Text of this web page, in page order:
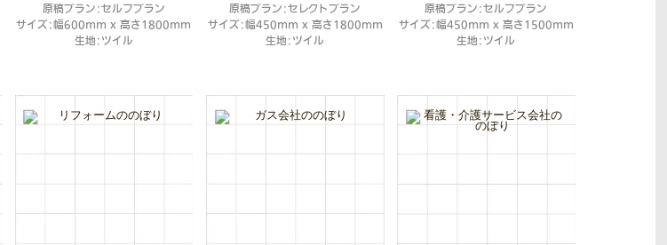
原稿プラン：セルフプラン
サイズ：幅600mm x 高さ1800mm
生地：ツイル
原稿プラン：セレクトプラン
サイズ：幅450mm x 高さ1800mm
生地：ツイル
原稿プラン：セルフプラン
サイズ：幅450mm x 高さ1500mm
生地：ツイル